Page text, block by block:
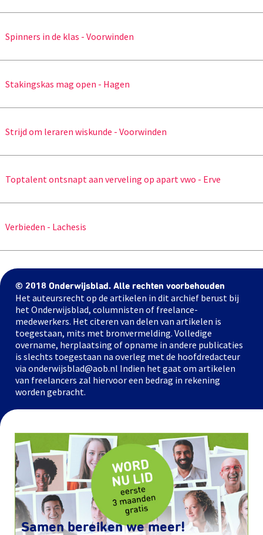
Spinners in de klas - Voorwinden
Stakingskas mag open - Hagen
Strijd om leraren wiskunde - Voorwinden
Toptalent ontsnapt aan verveling op apart vwo - Erve
Verbieden - Lachesis
© 2018 Onderwijsblad. Alle rechten voorbehouden
Het auteursrecht op de artikelen in dit archief berust bij
het Onderwijsblad, columnisten of freelance-
medewerkers. Het citeren van delen van artikelen is
toegestaan, mits met bronvermelding. Volledige
overname, herplaatsing of opname in andere publicaties
is slechts toegestaan na overleg met de hoofdredacteur
via onderwijsblad@aob.nl Indien het gaat om artikelen
van freelancers zal hiervoor een bedrag in rekening
worden gebracht.
Samen bereiken we meer!